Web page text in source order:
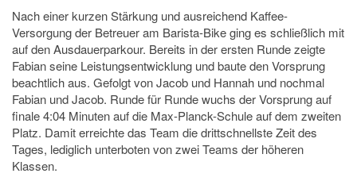
Nach einer kurzen Stärkung und ausreichend Kaffee-
Versorgung der Betreuer am Barista-Bike ging es schließlich mit
auf den Ausdauerparkour. Bereits in der ersten Runde zeigte
Fabian seine Leistungsentwicklung und baute den Vorsprung
beachtlich aus. Gefolgt von Jacob und Hannah und nochmal
Fabian und Jacob. Runde für Runde wuchs der Vorsprung auf
finale 4:04 Minuten auf die Max-Planck-Schule auf dem zweiten
Platz. Damit erreichte das Team die drittschnellste Zeit des
Tages, lediglich unterboten von zwei Teams der höheren
Klassen.